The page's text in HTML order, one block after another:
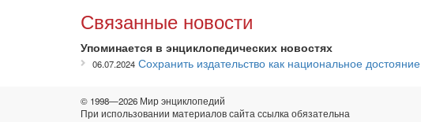
Связанные новости
Упоминается в энциклопедических новостях
06.07.2024 Сохранить издательство как национальное достояние
© 1998—2026 Мир энциклопедий
При использовании материалов сайта ссылка обязательна